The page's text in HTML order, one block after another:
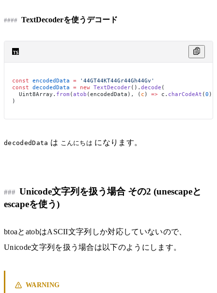
TextDecoderを使うデコード
const encodedData = '44GT44KT44Gr44Gh44Gv'
const decodedData = new TextDecoder(). decode (
  Uint8Array.
from (atob (encodedData), ( c ) => c. charCodeAt (0 ))
)
decodedData は こんにちは になります。
Unicode文字列を扱う場合 その2 (unescapeと
escapeを使う)
btoaとatobはASCII文字列しか対応していないので、
Unicode文字列を扱う場合は以下のようにします。
WARNING